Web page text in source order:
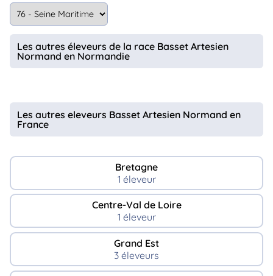
..
Assurances
Connexion
Les autres éleveurs de la race Basset Artesien
Normand en Normandie
Les autres eleveurs Basset Artesien Normand en
France
Bretagne
1 éleveur
Centre-Val de Loire
1 éleveur
Grand Est
3 éleveurs